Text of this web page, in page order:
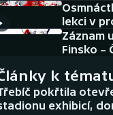
AZ kvíz
lekci v
Záznam
Finsko –
k
pokřtila
exhibicí,